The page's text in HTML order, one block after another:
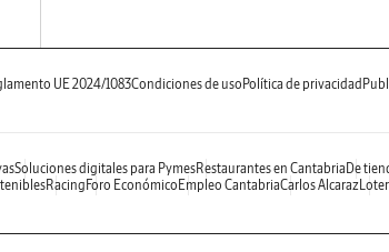
UE 2024/1083Condiciones de uso Política de privacidad
Soluciones digitales para PymesRestaurantes en Cantabria De
Racing Foro Económico Empleo CantabriaCarlos Alcaraz